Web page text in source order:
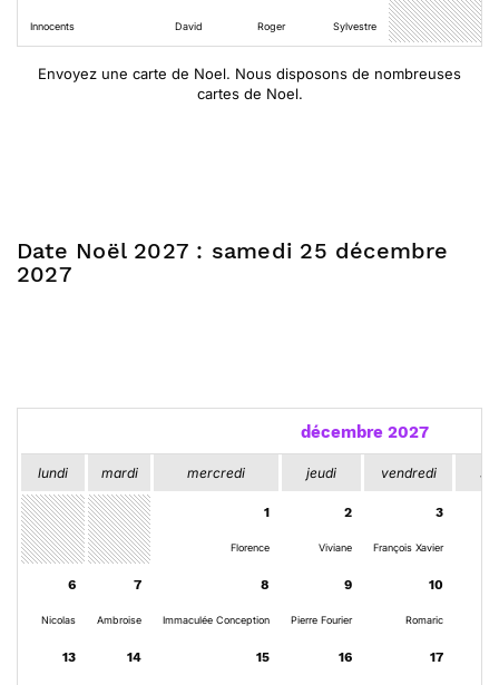
Innocents David Roger Sylvestre
Envoyez une carte de Noel. Nous disposons de nombreuses
cartes de Noel.
Date Noël 2027 : samedi 25 décembre
2027
décembre 2027
lundi mardi mercredi jeudi vendredi
1
Florence
2
Viviane
3
François Xavier
6
Nicolas
7
Ambroise
8
Immaculée Conception
9
Pierre Fourier
10
Romaric
13 14 15 16 17